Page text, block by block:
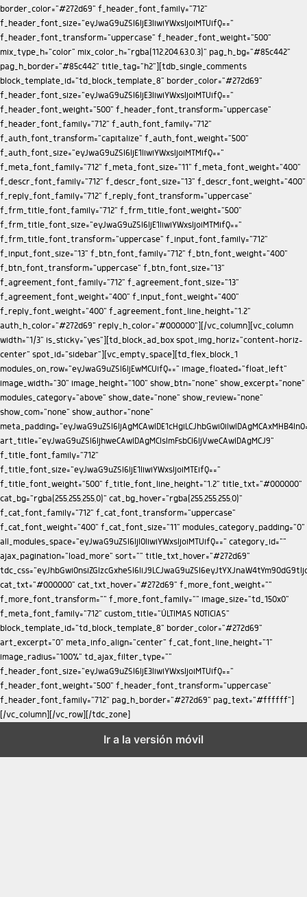
Ir a la versión móvil